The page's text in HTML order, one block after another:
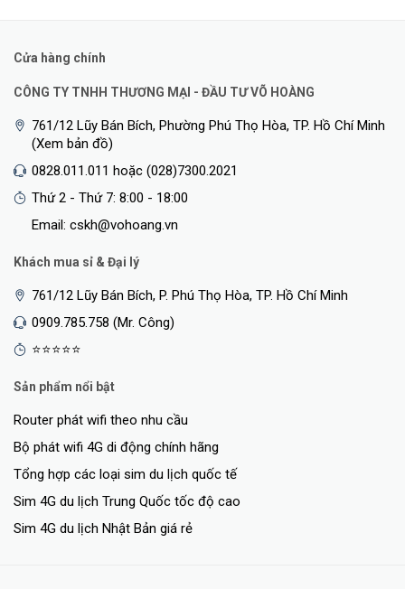
Cửa hàng chính
CÔNG TY TNHH THƯƠNG MẠI - ĐẦU TƯ VÕ HOÀNG
761/12 Lũy Bán Bích, Phường Phú Thọ Hòa, TP. Hồ Chí Minh
(Xem bản đồ)
0828.011.011 hoặc (028)7300.2021
Thứ 2 - Thứ 7: 8:00 - 18:00
Email: cskh@vohoang.vn
Khách mua sỉ & Đại lý
761/12 Lũy Bán Bích, P. Phú Thọ Hòa, TP. Hồ Chí Minh
0909.785.758 (Mr. Công)
⭐⭐⭐⭐⭐
Sản phẩm nổi bật
Router phát wifi theo nhu cầu
Bộ phát wifi 4G di động chính hãng
Tổng hợp các loại sim du lịch quốc tế
Sim 4G du lịch Trung Quốc tốc độ cao
Sim 4G du lịch Nhật Bản giá rẻ